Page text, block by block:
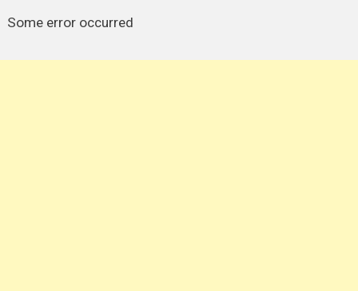
Some error occurred